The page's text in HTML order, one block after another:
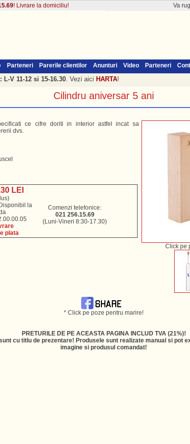
! Livrare la domiciliu! Va
Parteneri Parerile clientilor Anunturi Video Parteneri
V 11-12 si 15-16.30. Vezi aici HARTA!
Cilindru aniversar 5 ani
ce cifre doriti in interior astfel incat sa
dvs.
LEI
Disponibil la
plata
Comenzi telefonice:
021 256.15.69
(Luni-Vineri 8:30-17.30)
Click pe
* Click pe poze pentru marire!
PRETURILE DE PE ACEASTA PAGINA INCLUD TVA (21%)!
cu titlu de prezentare! Produsele sunt realizate manual si pot
imagine si produsul comandat!